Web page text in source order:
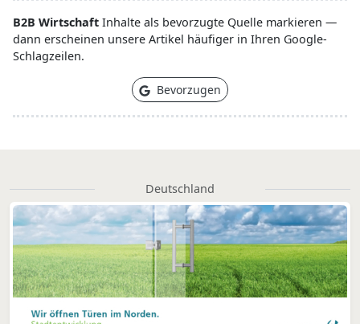
B2B Wirtschaft Inhalte als bevorzugte Quelle markieren —
dann erscheinen unsere Artikel häufiger in Ihren Google-
Schlagzeilen.
Bevorzugen
Deutschland